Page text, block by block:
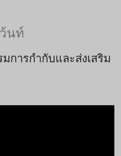
นท์
การกำกับและส่งเสริม